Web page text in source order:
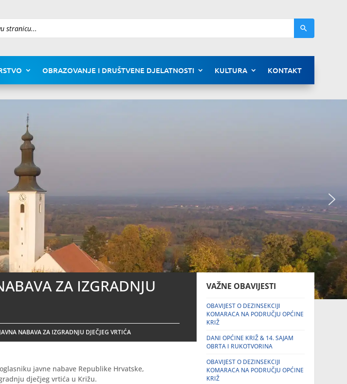
OBRAZOVANJE I DRUŠTVENE DJELATNOSTI KULTURA KONTAKT
ZA IZGRADNJU
NABAVA ZA IZGRADNJU DJEČJEG VRTIĆA
javne nabave Republike Hrvatske,
dječjeg vrtića u Križu.
VAŽNE OBAVIJESTI
OBAVIJEST O DEZINSEKCIJI
KOMARACA NA PODRUČJU OPĆINE
KRIŽ
DANI OPĆINE KRIŽ & 14. SAJAM
OBRTA I RUKOTVORINA
OBAVIJEST O DEZINSEKCIJI
KOMARACA NA PODRUČJU OPĆINE
KRIŽ